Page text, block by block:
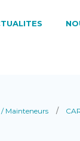
Mainteneurs